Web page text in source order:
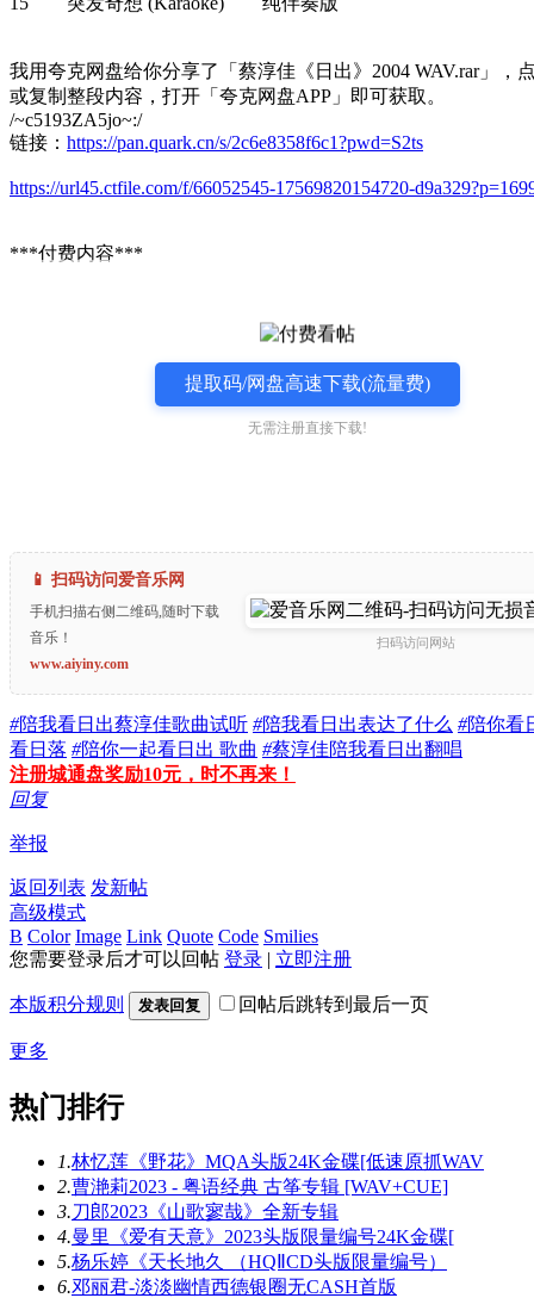
我用夸克网盘给你分享了「蔡淳佳《日出》2004 WAV.rar」，
或复制整段内容，打开「夸克网盘APP」即可获取。
/~c5193ZA5jo~:/
链接： https://pan.quark.cn/s/2c6e8358f6c1?pwd=S2ts
https://url45.ctfile.com/f/66052545-17569820154720-
***付费内容***
提取码/网盘高速下载(流量费)
无需注册直接下载!
📱 扫码访问爱音乐网
手机扫描右侧二维码,随时下载
音乐！
www.aiyiny.com
扫码访问网站
#陪我看日出蔡淳佳歌曲试听 #陪我看日出表达了什么 #陪你看
看日落 #陪你一起看日出 歌曲 #蔡淳佳陪我看日出翻唱
注册城通盘奖励10元，时不再来！
回复
举报
返回列表 发新帖
高级模式
B Color Image Link Quote Code Smilies
您需要登录后才可以回帖 登录 | 立即注册
本版积分规则 发表回复 回帖后跳转到最后一页
更多
热门排行
1.林忆莲《野花》MQA头版24K金碟[低速原抓WAV
2.曹滟莉2023 - 粤语经典 古筝专辑 [WAV+CUE]
3.刀郎2023《山歌寥哉》全新专辑
4.曼里《爱有天意》2023头版限量编号24K金碟[
5.杨乐婷《天长地久 （HQⅡCD头版限量编号）
6.邓丽君-淡淡幽情西德银圈无CASH首版